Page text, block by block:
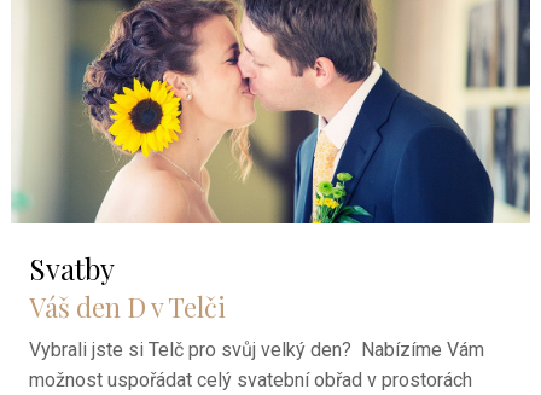
Svatby
Váš den D v Telči
Vybrali jste si Telč pro svůj velký den? Nabízíme Vám
možnost uspořádat celý svatební obřad v prostorách